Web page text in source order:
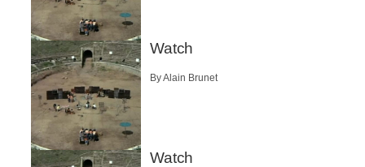
Watch
By Alain Brunet
Watch